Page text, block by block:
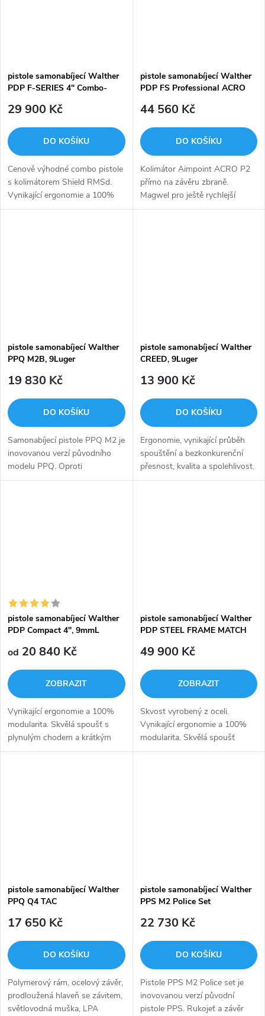
pistole samonabíjecí Walther
PDP F-SERIES 4" Combo-
29 900 Kč
DO KOŠÍKU
Cenově výhodné combo pistole
s kolimátorem Shield RMSd.
Vynikající ergonomie a 100%
modularita. Skvělá spoušť s
pistole samonabíjecí Walther
PDP FS Professional ACRO
44 560 Kč
DO KOŠÍKU
Kolimátor Aimpoint ACRO P2
přímo na závěru zbraně.
Magwel pro ještě rychlejší
přebíjení a sportovní spoušť
pistole samonabíjecí Walther
PPQ M2B, 9Luger
19 830 Kč
DO KOŠÍKU
Samonabíjecí pistole PPQ M2 je
inovovanou verzí původního
modelu PPQ. Oproti
původnímu modelu má
pistole samonabíjecí Walther
CREED, 9Luger
13 900 Kč
DO KOŠÍKU
Ergonomie, vynikající průběh
spouštění a bezkonkurenční
přesnost, kvalita a spolehlivost.
Walther Creed ukazuje, že i u
pistole samonabíjecí Walther
PDP Compact 4", 9mmL
od 20 840 Kč
ZOBRAZIT
Vynikající ergonomie a 100%
modularita. Skvělá spoušť s
plynulým chodem a krátkým
resetem. Maximální komfort
pistole samonabíjecí Walther
PDP STEEL FRAME MATCH
49 900 Kč
ZOBRAZIT
Skvost vyrobený z oceli.
Vynikající ergonomie a 100%
modularita. Skvělá spoušť
Dynamic Performance.
pistole samonabíjecí Walther
PPQ Q4 TAC
17 650 Kč
DO KOŠÍKU
Polymerový rám, ocelový závěr,
prodloužená hlaveň se závitem,
světlovodná muška, LPA
pistole samonabíjecí Walther
PPS M2 Police Set
22 730 Kč
DO KOŠÍKU
Pistole PPS M2 Police set je
inovovanou verzí původní
pistole PPS. Rukojeť a závěr